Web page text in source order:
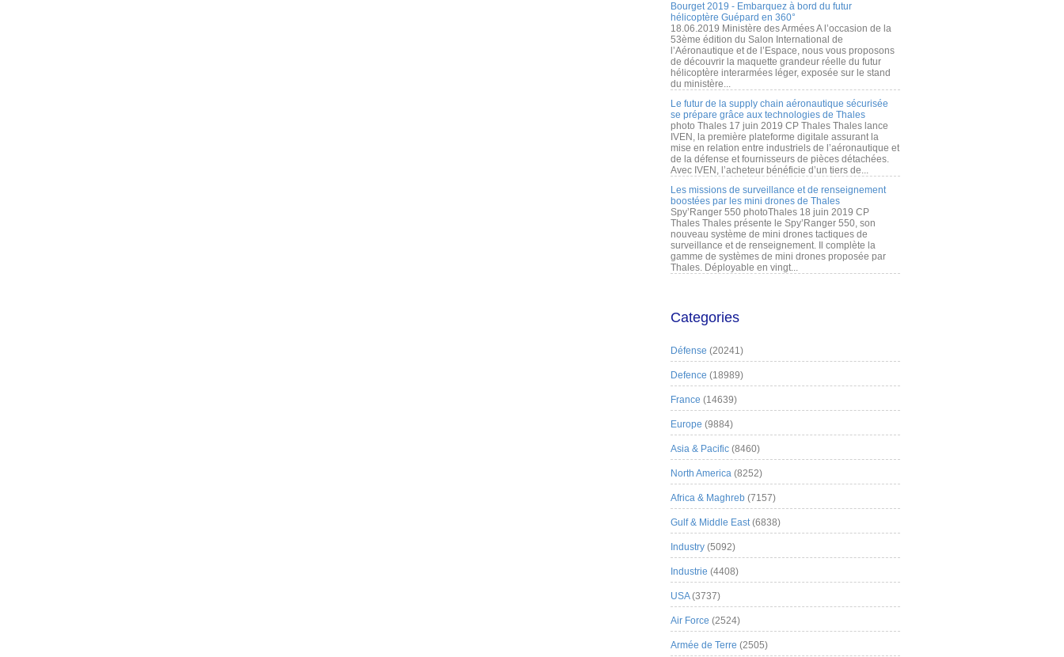
Bourget 2019 - Embarquez à bord du futur
hélicoptère Guépard en 360°
18.06.2019 Ministère des Armées A l’occasion de la
53ème édition du Salon International de
l’Aéronautique et de l’Espace, nous vous proposons
de découvrir la maquette grandeur réelle du futur
hélicoptère interarmées léger, exposée sur le stand
du ministère...
Le futur de la supply chain aéronautique sécurisée
se prépare grâce aux technologies de Thales
photo Thales 17 juin 2019 CP Thales Thales lance
IVEN, la première plateforme digitale assurant la
mise en relation entre industriels de l’aéronautique et
de la défense et fournisseurs de pièces détachées.
Avec IVEN, l’acheteur bénéficie d’un tiers de...
Les missions de surveillance et de renseignement
boostées par les mini drones de Thales
Spy’Ranger 550 photoThales 18 juin 2019 CP
Thales Thales présente le Spy’Ranger 550, son
nouveau système de mini drones tactiques de
surveillance et de renseignement. Il complète la
gamme de systèmes de mini drones proposée par
Thales. Déployable en vingt...
Categories
Défense (20241)
Defence (18989)
France (14639)
Europe (9884)
Asia & Pacific (8460)
North America (8252)
Africa & Maghreb (7157)
Gulf & Middle East(6838)
Industry (5092)
Industrie (4408)
USA(3737)
Air Force (2524)
Armée de Terre (2505)